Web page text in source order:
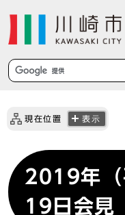
現在位置 表示
2019年（
19日会見